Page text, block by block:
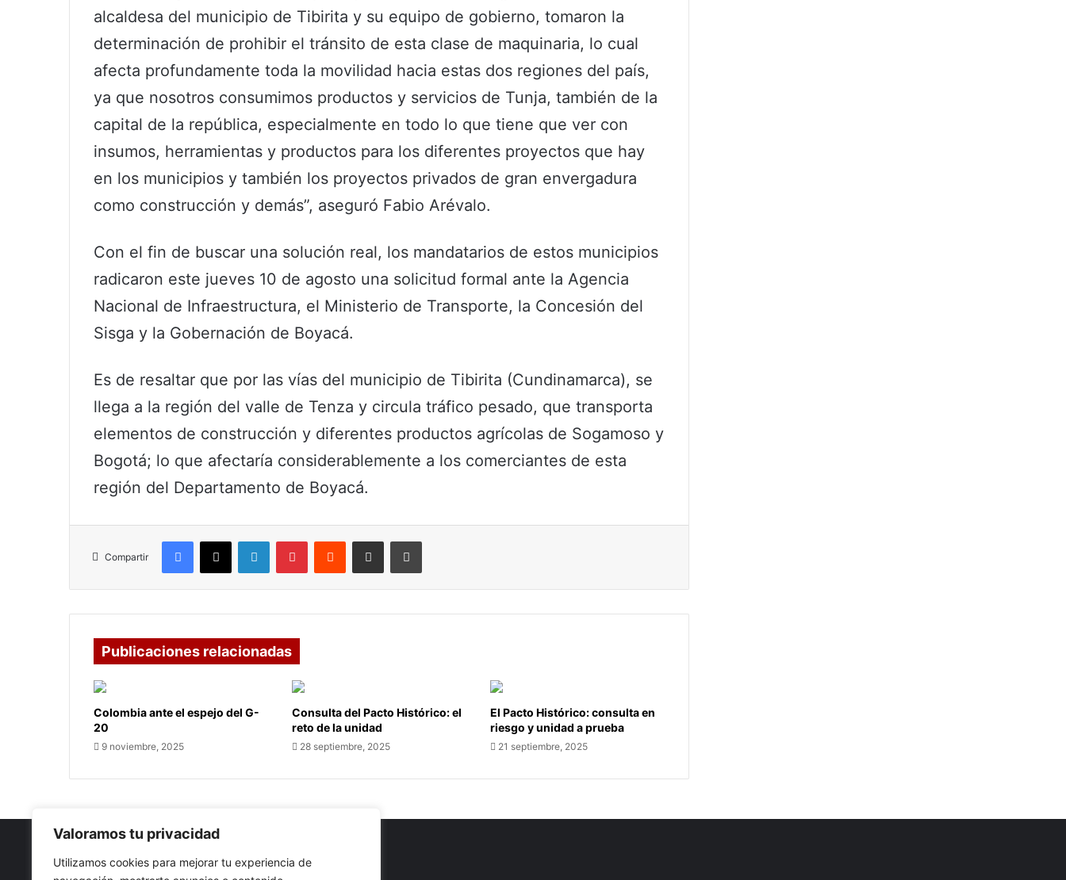
Valoramos tu privacidad
Utilizamos cookies para mejorar tu experiencia de
alcaldesa del municipio de Tibirita y su equipo de gobierno, tomaron la
determinación de prohibir el tránsito de esta clase de maquinaria, lo cual
afecta profundamente toda la movilidad hacia estas dos regiones del país,
ya que nosotros consumimos productos y servicios de Tunja, también de la
capital de la república, especialmente en todo lo que tiene que ver con
insumos, herramientas y productos para los diferentes proyectos que hay
en los municipios y también los proyectos privados de gran envergadura
como construcción y demás”, aseguró Fabio Arévalo.
Con el fin de buscar una solución real, los mandatarios de estos municipios
radicaron este jueves 10 de agosto una solicitud formal ante la Agencia
Nacional de Infraestructura, el Ministerio de Transporte, la Concesión del
Sisga y la Gobernación de Boyacá.
Es de resaltar que por las vías del municipio de Tibirita (Cundinamarca), se
llega a la región del valle de Tenza y circula tráfico pesado, que transporta
elementos de construcción y diferentes productos agrícolas de Sogamoso y
Bogotá; lo que afectaría considerablemente a los comerciantes de esta
región del Departamento de Boyacá.
Compartir
Facebook
X LinkedInPinterestReddit Compartir por correo electrónicoImprimir
Publicaciones relacionadas
Colombia ante el espejo del G-
20
9 noviembre, 2025
Consulta del Pacto Histórico: el
reto de la unidad
28 septiembre, 2025
El Pacto Histórico: consulta en
riesgo y unidad a prueba
21 septiembre, 2025